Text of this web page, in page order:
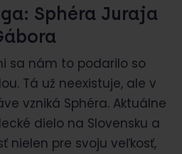
Sphéra Juraja
sa nám to podarilo so
Tá už neexistuje, ale v
vzniká Sphéra. Aktuálne
dielo na Slovensku a
nielen pre svoju veľkosť,